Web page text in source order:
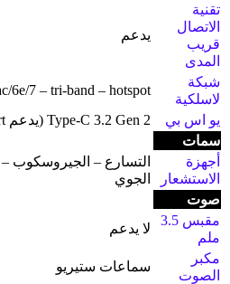
تقنية
الاتصال
قريب
المدى
يدعم
شبكة
لاسلكية
6e/7 – tri-band – hotspot
يو اس بي
Type-C 3.2 Gen 2 (يدعم DisplayPort)
سمات
أجهزة
الاستشعار
التسارع – الجيروسكوب
الجوي
صوت
مقبس 3.5
ملم
لا يدعم
مكبر
الصوت
سماعات ستيريو